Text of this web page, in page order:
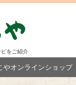
をご紹介
やオンラインショップ